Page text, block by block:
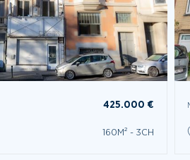
425.000 €
160M² - 3CH